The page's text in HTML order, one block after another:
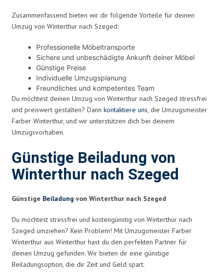
Zusammenfassend bieten wir dir folgende Vorteile für deinen
Umzug von Winterthur nach Szeged:
Professionelle Möbeltransporte
Sichere und unbeschädigte Ankunft deiner Möbel
Günstige Preise
Individuelle Umzugsplanung
Freundliches und kompetentes Team
Du möchtest deinen Umzug von Winterthur nach Szeged stressfrei
und preiswert gestalten? Dann kontaktiere uns, die Umzugsmeister
Farber Winterthur, und wir unterstützen dich bei deinem
Umzugsvorhaben.
Günstige Beiladung von
Winterthur nach Szeged
Günstige Beiladung von Winterthur nach Szeged
Du möchtest stressfrei und kostengünstig von Winterthur nach
Szeged umziehen? Kein Problem! Mit Umzugsmeister Farber
Winterthur aus Winterthur hast du den perfekten Partner für
deinen Umzug gefunden. Wir bieten dir eine günstige
Beiladungsoption, die dir Zeit und Geld spart.